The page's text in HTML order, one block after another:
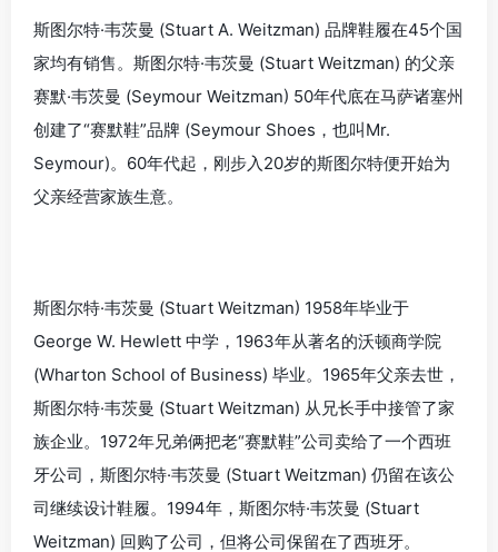
斯图尔特·韦茨曼 (Stuart A. Weitzman) 品牌鞋履在45个国
家均有销售。斯图尔特·韦茨曼 (Stuart Weitzman) 的父亲
赛默·韦茨曼 (Seymour Weitzman) 50年代底在马萨诸塞州
创建了“赛默鞋”品牌 (Seymour Shoes，也叫Mr.
Seymour)。60年代起，刚步入20岁的斯图尔特便开始为
父亲经营家族生意。
斯图尔特·韦茨曼 (Stuart Weitzman) 1958年毕业于
George W. Hewlett 中学，1963年从著名的沃顿商学院
(Wharton School of Business) 毕业。1965年父亲去世，
斯图尔特·韦茨曼 (Stuart Weitzman) 从兄长手中接管了家
族企业。1972年兄弟俩把老“赛默鞋”公司卖给了一个西班
牙公司，斯图尔特·韦茨曼 (Stuart Weitzman) 仍留在该公
司继续设计鞋履。1994年，斯图尔特·韦茨曼 (Stuart
Weitzman) 回购了公司，但将公司保留在了西班牙。